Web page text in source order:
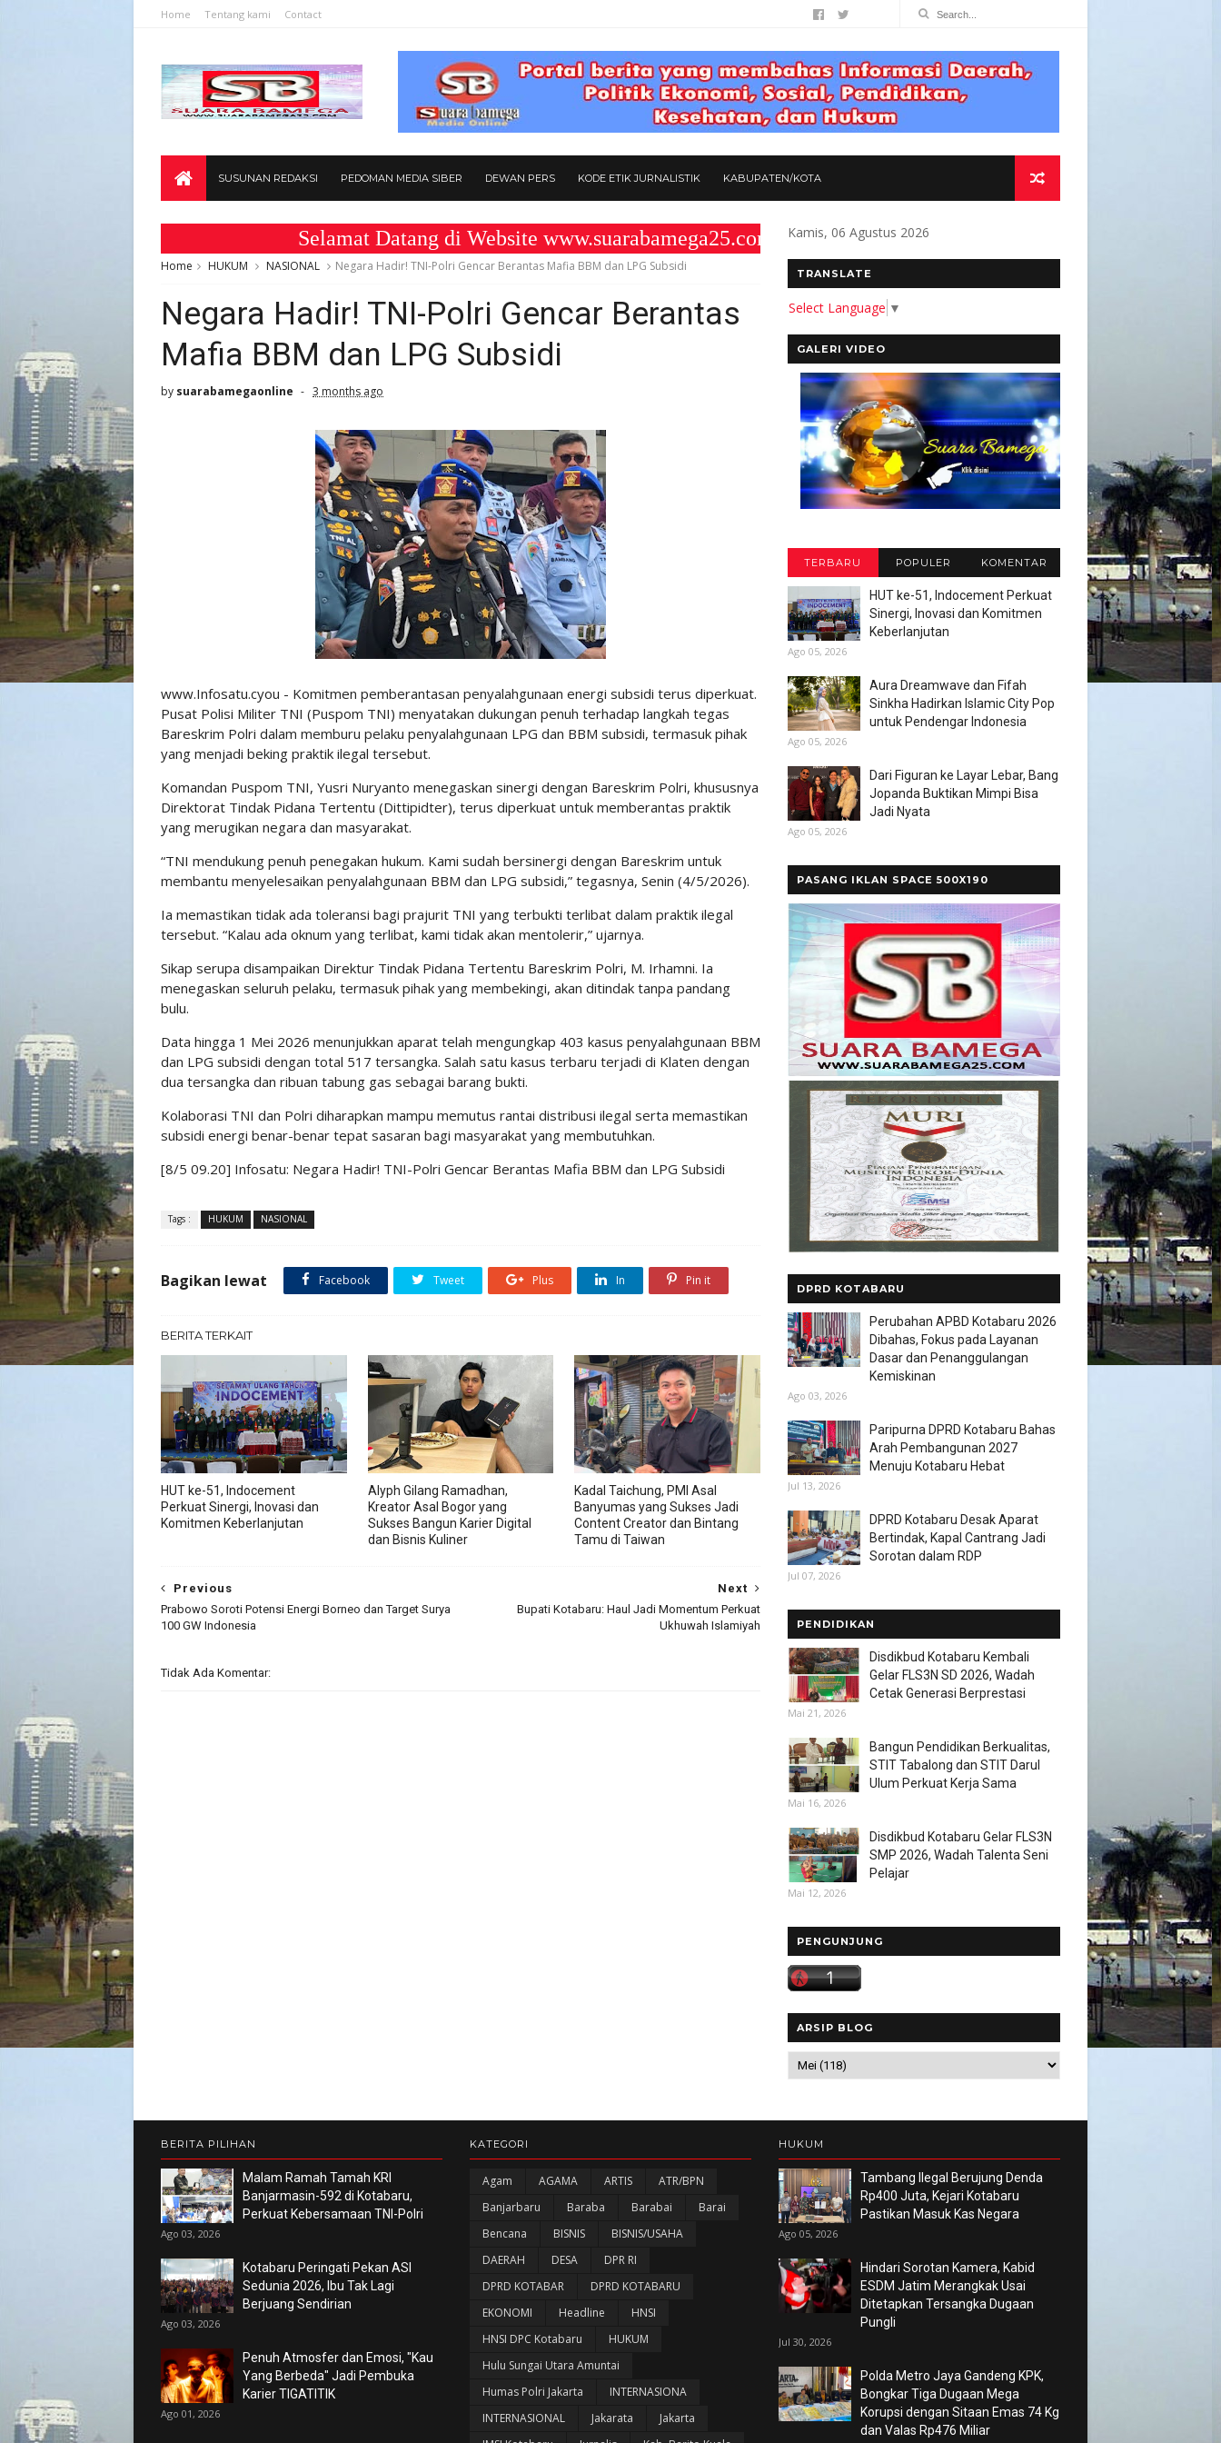
Home Tentang kami Contact
SUSUNAN REDAKSI PEDOMAN MEDIA SIBER DEWAN PERS KODE ETIK JURNALISTIK KABUPATEN/KOTA
Selamat Datang di Website www.suarabamega25.com " KOMITMEN KAMI MEMBANGUN MEDIA YANG
Home HUKUM NASIONAL Negara Hadir! TNI-Polri Gencar Berantas Mafia BBM dan LPG Subsidi
Negara Hadir! TNI-Polri Gencar Berantas
Mafia BBM dan LPG Subsidi
by suarabamegaonline 3 months ago
www.Infosatu.cyou - Komitmen pemberantasan penyalahgunaan energi subsidi terus diperkuat.
Pusat Polisi Militer TNI (Puspom TNI) menyatakan dukungan penuh terhadap langkah tegas
Bareskrim Polri dalam memburu pelaku penyalahgunaan LPG dan BBM subsidi, termasuk pihak
yang menjadi beking praktik ilegal tersebut.
Komandan Puspom TNI, Yusri Nuryanto menegaskan sinergi dengan Bareskrim Polri, khususnya
Direktorat Tindak Pidana Tertentu (Dittipidter), terus diperkuat untuk memberantas praktik
yang merugikan negara dan masyarakat.
“TNI mendukung penuh penegakan hukum. Kami sudah bersinergi dengan Bareskrim untuk
membantu menyelesaikan penyalahgunaan BBM dan LPG subsidi,” tegasnya, Senin (4/5/2026).
Ia memastikan tidak ada toleransi bagi prajurit TNI yang terbukti terlibat dalam praktik ilegal
tersebut. “Kalau ada oknum yang terlibat, kami tidak akan mentolerir,” ujarnya.
Sikap serupa disampaikan Direktur Tindak Pidana Tertentu Bareskrim Polri, M. Irhamni. Ia
menegaskan seluruh pelaku, termasuk pihak yang membekingi, akan ditindak tanpa pandang
bulu.
Data hingga 1 Mei 2026 menunjukkan aparat telah mengungkap 403 kasus penyalahgunaan BBM
dan LPG subsidi dengan total 517 tersangka. Salah satu kasus terbaru terjadi di Klaten dengan
dua tersangka dan ribuan tabung gas sebagai barang bukti.
Kolaborasi TNI dan Polri diharapkan mampu memutus rantai distribusi ilegal serta memastikan
subsidi energi benar-benar tepat sasaran bagi masyarakat yang membutuhkan.
[8/5 09.20] Infosatu: Negara Hadir! TNI-Polri Gencar Berantas Mafia BBM dan LPG Subsidi
Tags : HUKUM NASIONAL
Bagikan lewat Facebook Tweet Plus In Pin it
BERITA TERKAIT
HUT ke-51, Indocement
Perkuat Sinergi, Inovasi dan
Komitmen Keberlanjutan
Alyph Gilang Ramadhan,
Kreator Asal Bogor yang
Sukses Bangun Karier Digital
dan Bisnis Kuliner
Kadal Taichung, PMI Asal
Banyumas yang Sukses Jadi
Content Creator dan Bintang
Tamu di Taiwan
Next
Bupati Kotabaru: Haul Jadi Momentum Perkuat
Ukhuwah Islamiyah
Previous
Prabowo Soroti Potensi Energi Borneo dan Target Surya
100 GW Indonesia
Tidak Ada Komentar:
Kamis, 06 Agustus 2026
TRANSLATE
Select Language ▼
GALERI VIDEO
TERBARU POPULER KOMENTAR
HUT ke-51, Indocement Perkuat
Sinergi, Inovasi dan Komitmen
Keberlanjutan
Ago 05, 2026
Aura Dreamwave dan Fifah
Sinkha Hadirkan Islamic City Pop
untuk Pendengar Indonesia
Ago 05, 2026
Dari Figuran ke Layar Lebar, Bang
Jopanda Buktikan Mimpi Bisa
Jadi Nyata
Ago 05, 2026
PASANG IKLAN SPACE 500X190
DPRD KOTABARU
Perubahan APBD Kotabaru 2026
Dibahas, Fokus pada Layanan
Dasar dan Penanggulangan
Kemiskinan
Ago 03, 2026
Paripurna DPRD Kotabaru Bahas
Arah Pembangunan 2027
Menuju Kotabaru Hebat
Jul 13, 2026
DPRD Kotabaru Desak Aparat
Bertindak, Kapal Cantrang Jadi
Sorotan dalam RDP
Jul 07, 2026
PENDIDIKAN
Disdikbud Kotabaru Kembali
Gelar FLS3N SD 2026, Wadah
Cetak Generasi Berprestasi
Mai 21, 2026
Bangun Pendidikan Berkualitas,
STIT Tabalong dan STIT Darul
Ulum Perkuat Kerja Sama
Mai 16, 2026
Disdikbud Kotabaru Gelar FLS3N
SMP 2026, Wadah Talenta Seni
Pelajar
Mai 12, 2026
PENGUNJUNG
ARSIP BLOG
BERITA PILIHAN
Malam Ramah Tamah KRI
Banjarmasin-592 di Kotabaru,
Perkuat Kebersamaan TNI-Polri
Ago 03, 2026
Kotabaru Peringati Pekan ASI
Sedunia 2026, Ibu Tak Lagi
Berjuang Sendirian
Ago 03, 2026
Penuh Atmosfer dan Emosi, "Kau
Yang Berbeda" Jadi Pembuka
Karier TIGATITIK
Ago 01, 2026
KATEGORI
Agam AGAMA ARTIS
ATR/BPN
Banjarbaru
Baraba Barabai
Barai
Bencana
BISNIS
BISNIS/USAHA
DAERAH
DESA
DPR RI
DPRD KOTABAR
DPRD KOTABARU
EKONOMI
Headline
HNSI
HNSI DPC Kotabaru
HUKUM
Hulu Sungai Utara Amuntai
Humas Polri Jakarta
INTERNASIONA
INTERNASIONAL
Jakarata
Jakarta
HUKUM
Tambang Ilegal Berujung Denda
Rp400 Juta, Kejari Kotabaru
Pastikan Masuk Kas Negara
Ago 05, 2026
Hindari Sorotan Kamera, Kabid
ESDM Jatim Merangkak Usai
Ditetapkan Tersangka Dugaan
Pungli
Jul 30, 2026
Polda Metro Jaya Gandeng KPK,
Bongkar Tiga Dugaan Mega
Korupsi dengan Sitaan Emas 74 Kg
dan Valas Rp476 Miliar